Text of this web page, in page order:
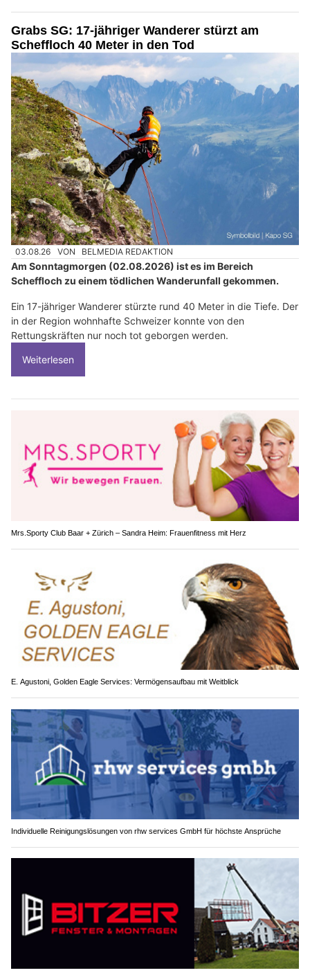
Grabs SG: 17-jähriger Wanderer stürzt am
Scheffloch 40 Meter in den Tod
03.08.26 VON BELMEDIA REDAKTION
Am Sonntagmorgen (02.08.2026) ist es im Bereich
Scheffloch zu einem tödlichen Wanderunfall gekommen.
Ein 17-jähriger Wanderer stürzte rund 40 Meter in die Tiefe. Der
in der Region wohnhafte Schweizer konnte von den
Rettungskräften nur noch tot geborgen werden.
Weiterlesen
Mrs.Sporty Club Baar + Zürich – Sandra Heim: Frauenfitness mit Herz
E. Agustoni, Golden Eagle Services: Vermögensaufbau mit Weitblick
Individuelle Reinigungslösungen von rhw services GmbH für höchste Ansprüche